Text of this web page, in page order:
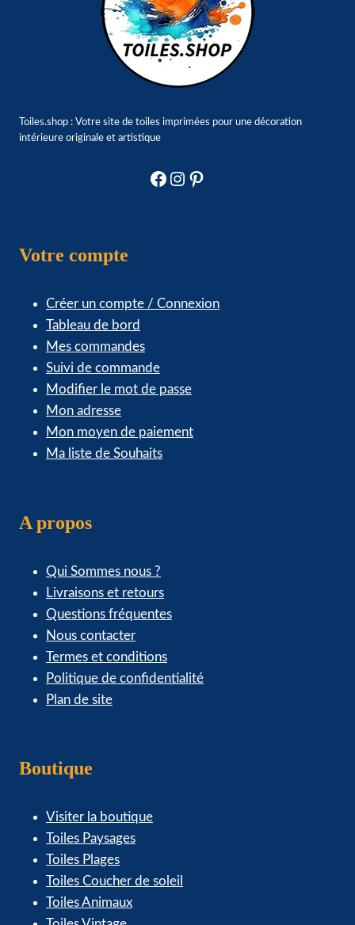
Toiles.shop : Votre site de toiles imprimées pour une décoration
intérieure originale et artistique
Facebook
Instagram
Pinterest
Votre compte
Créer un compte / Connexion
Tableau de bord
Mes commandes
Suivi de commande
Modifier le mot de passe
Mon adresse
Mon moyen de paiement
Ma liste de Souhaits
A propos
Qui Sommes nous ?
Livraisons et retours
Questions fréquentes
Nous contacter
Termes et conditions
Politique de confidentialité
Plan de site
Boutique
Visiter la boutique
Toiles Paysages
Toiles Plages
Toiles Coucher de soleil
Toiles Animaux